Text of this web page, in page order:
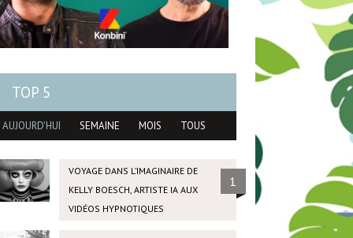
TOP 5
AUJOURD'HUI SEMAINE MOIS TOUS
VOYAGE DANS L’IMAGINAIRE DE
KELLY BOESCH, ARTISTE IA AUX
VIDÉOS HYPNOTIQUES
1